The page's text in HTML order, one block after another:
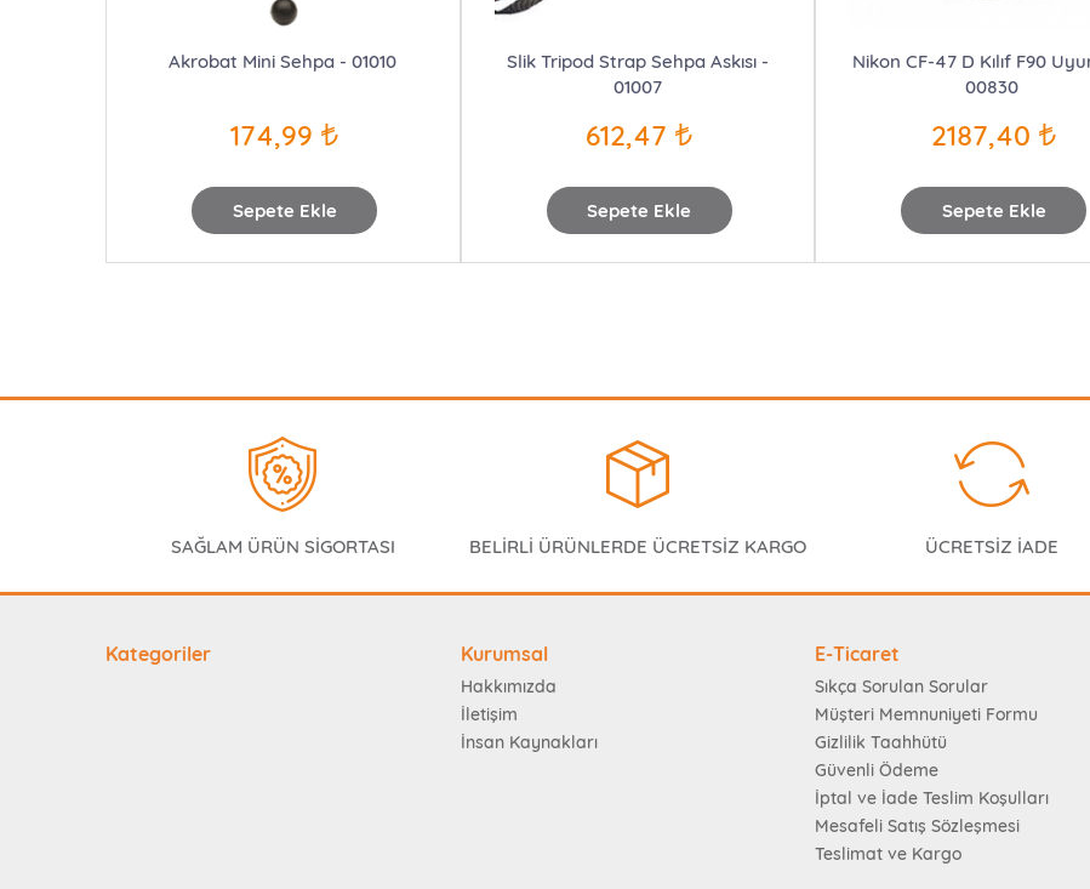
Sepete Ekle
Akrobat Mini Sehpa - 01010
174,99
Sepete Ekle
Slik Tripod Strap Sehpa Askısı -
01007
612,47
Sepete Ekle
Nikon CF-47 D Kılıf F90
00830
2187,40
SAĞLAM ÜRÜN SİGORTASI BELİRLİ ÜRÜNLERDE ÜCRETSİZ KARGO ÜCRETSİZ İADE
Kategoriler Kurumsal
Hakkımızda
İletişim
İnsan Kaynakları
E-Ticaret
Sıkça Sorulan Sorular
Müşteri Memnuniyeti Formu
Gizlilik Taahhütü
Güvenli Ödeme
İptal ve İade Teslim Koşulları
Mesafeli Satış Sözleşmesi
Teslimat ve Kargo